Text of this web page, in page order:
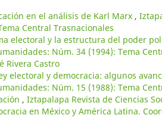
en el análisis de Karl Marx ,
Central Trasnacionales
electoral y la estructura del poder
Núm. 34 (1994): Tema
Rivera Castro
electoral y democracia: algunos
Núm. 15 (1988): Tema
, Iztapalapa Revista de Ciencias
en México y América Latina.